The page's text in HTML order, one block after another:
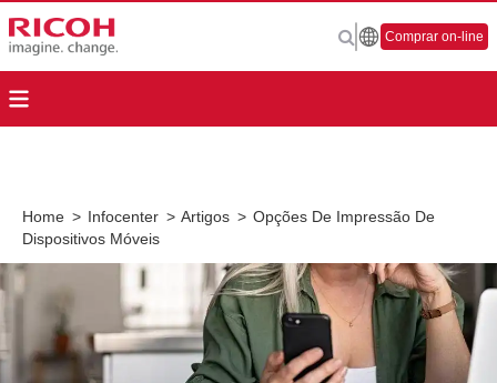
Comprar on-line
Home > Infocenter > Artigos > Opções De Impressão De
Dispositivos Móveis